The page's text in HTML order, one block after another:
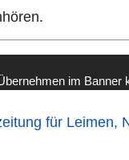
im Banner
für Leimen,